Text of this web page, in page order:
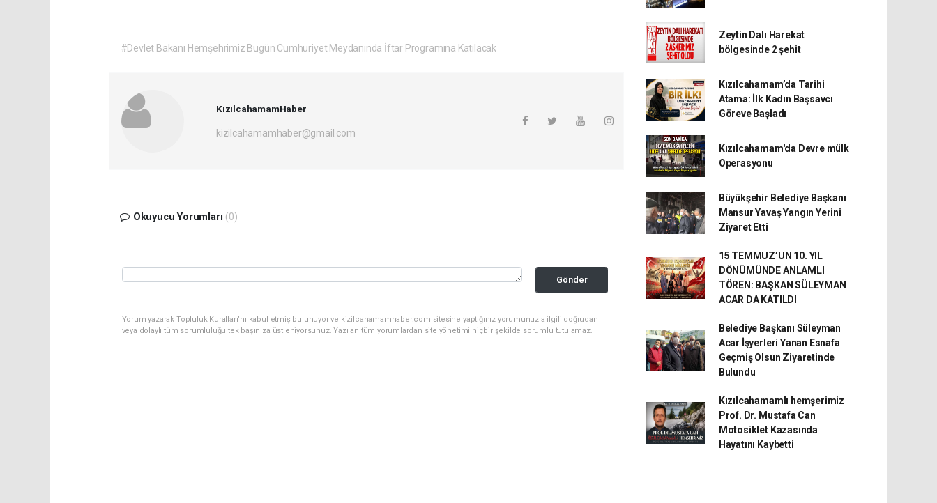
#Devlet Bakanı Hemşehrimiz Bugün Cumhuriyet Meydanında İftar Programına Katılacak
KızılcahamamHaber
kizilcahamamhaber@gmail.com
Okuyucu Yorumları (0)
Gönder
Yorum yazarak Topluluk Kuralları’nı kabul etmiş bulunuyor ve kizilcahamamhaber.com sitesine yaptığınız yorumunuzla ilgili doğrudan
veya dolaylı tüm sorumluluğu tek başınıza üstleniyorsunuz. Yazılan tüm yorumlardan site yönetimi hiçbir şekilde sorumlu tutulamaz.
Zeytin Dalı Harekat
bölgesinde 2 şehit
Kızılcahamam’da Tarihi
Atama: İlk Kadın Başsavcı
Göreve Başladı
Kızılcahamam'da Devre mülk
Operasyonu
Büyükşehir Belediye Başkanı
Mansur Yavaş Yangın Yerini
Ziyaret Etti
15 TEMMUZ’UN 10. YIL
DÖNÜMÜNDE ANLAMLI
TÖREN: BAŞKAN SÜLEYMAN
ACAR DA KATILDI
Belediye Başkanı Süleyman
Acar İşyerleri Yanan Esnafa
Geçmiş Olsun Ziyaretinde
Bulundu
Kızılcahamamlı hemşerimiz
Prof. Dr. Mustafa Can
Motosiklet Kazasında
Hayatını Kaybetti